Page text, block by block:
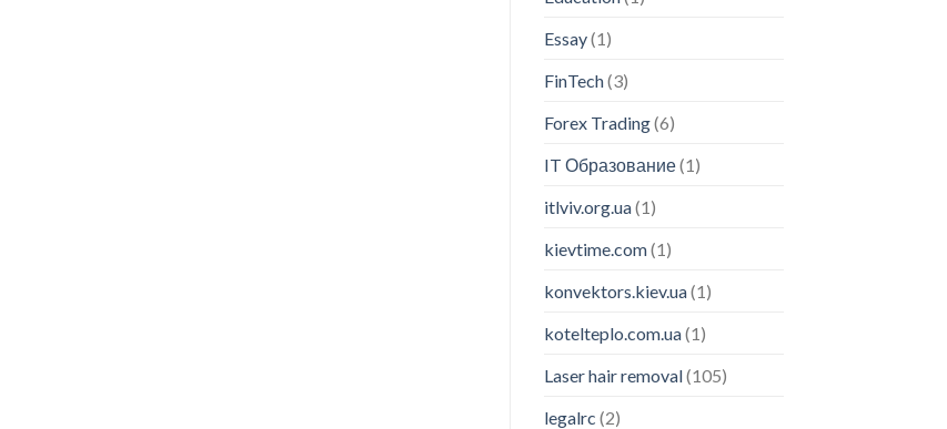
Essay(1)
FinTech(3)
Forex Trading(6)
IT Образование(1)
itlviv.org.ua(1)
kievtime.com(1)
konvektors.kiev.ua(1)
kotelteplo.com.ua(1)
Laser hair removal(105)
legalrc (2)